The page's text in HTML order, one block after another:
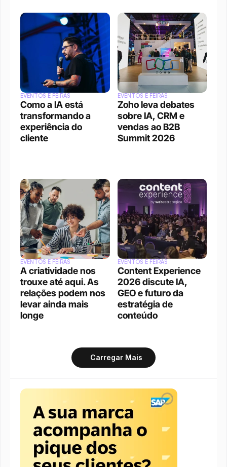
EVENTOS E FEIRAS
Como a IA está
transformando a
experiência do
cliente
EVENTOS E FEIRAS
Zoho leva debates
sobre IA, CRM e
vendas ao B2B
Summit 2026
EVENTOS E FEIRAS
A criatividade nos
trouxe até aqui. As
relações podem nos
levar ainda mais
longe
EVENTOS E FEIRAS
Content Experience
2026 discute IA,
GEO e futuro da
estratégia de
conteúdo
Carregar Mais